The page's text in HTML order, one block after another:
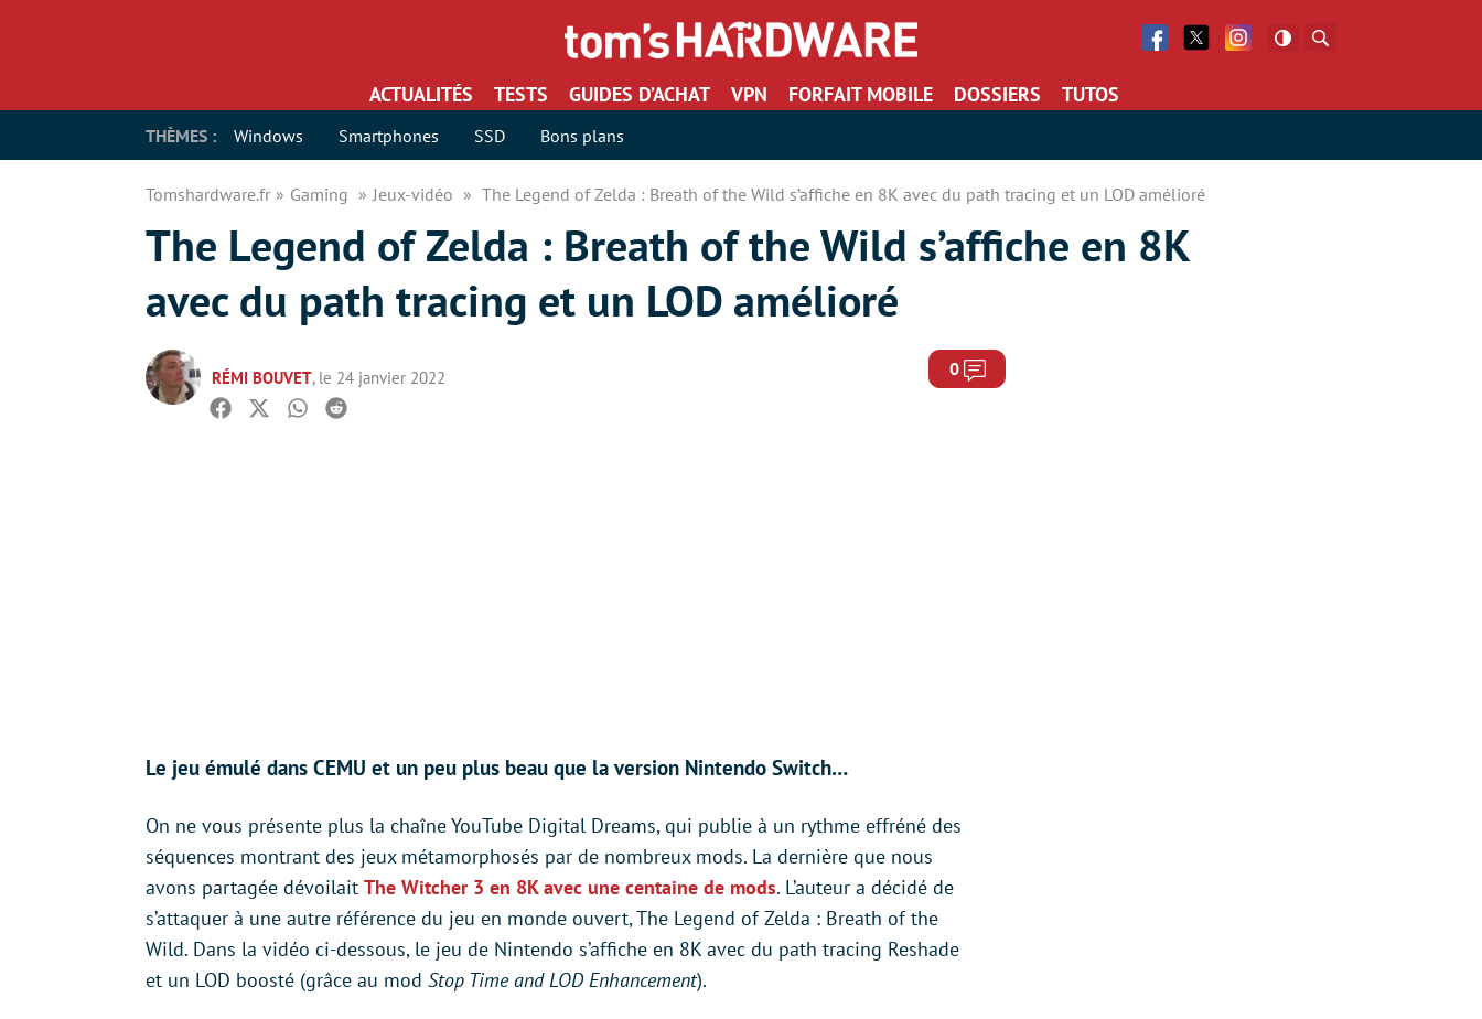
Facebook
Twitter Facebook
ACTUALITÉS TESTS GUIDES D’ACHAT VPN FORFAIT MOBILE DOSSIERS TUTOS
THÈMES : Windows Smartphones SSD Bons plans
Tomshardware.fr Gaming Jeux-vidéo The Legend of Zelda : Breath of the Wild s’affiche en 8K avec du path tracing et un LOD amélioré
The Legend of Zelda : Breath of the Wild s’affiche en 8K
avec du path tracing et un LOD amélioré
RÉMI BOUVET, le 24 janvier 2022 0 Commentaires
Facebook
TwitterWhatsapp
Reddit
Le jeu émulé dans CEMU et un peu plus beau que la version Nintendo Switch…
On ne vous présente plus la chaîne YouTube Digital Dreams, qui publie à un rythme effréné des
séquences montrant des jeux métamorphosés par de nombreux mods. La dernière que nous
avons partagée dévoilait The Witcher 3 en 8K avec une centaine de mods. L’auteur a décidé de
s’attaquer à une autre référence du jeu en monde ouvert, The Legend of Zelda : Breath of the
Wild. Dans la vidéo ci-dessous, le jeu de Nintendo s’affiche en 8K avec du path tracing Reshade
et un LOD boosté (grâce au mod Stop Time and LOD Enhancement).